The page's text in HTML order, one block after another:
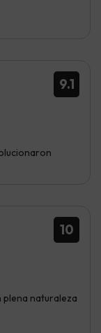
9.1
10
plena naturaleza